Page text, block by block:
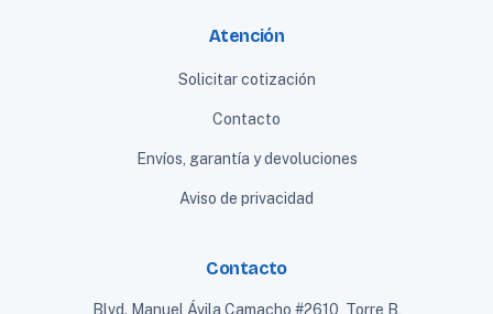
Atención
Solicitar cotización
Contacto
Envíos, garantía y devoluciones
Aviso de privacidad
Contacto
Blvd. Manuel Ávila Camacho #2610, Torre B,